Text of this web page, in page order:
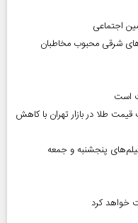
اجتماعی
شرقی محبوب مخاطبان
است
سکه امروز ۱۱ مرداد ۱۴۰۵ | افت قیمت طلا در بازار تهران با کاهش
پنجشنبه و جمعه
خواهد کرد